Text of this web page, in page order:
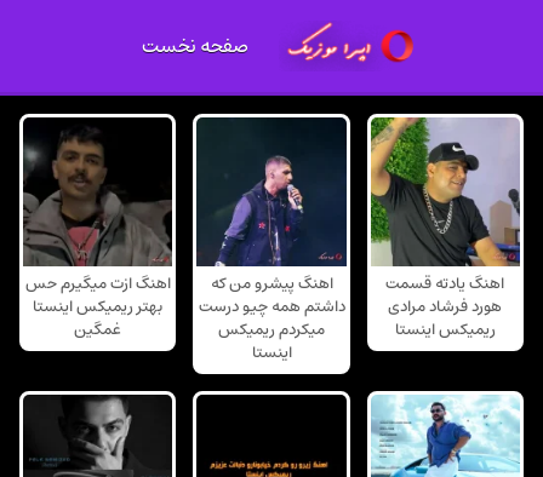
صفحه نخست
اهنگ یادته قسمت
هورد فرشاد مرادی
ریمیکس اینستا
اهنگ پیشرو من که
داشتم همه چیو درست
میکردم ریمیکس
اینستا
اهنگ ازت میگیرم حس
بهتر ریمیکس اینستا
غمگین